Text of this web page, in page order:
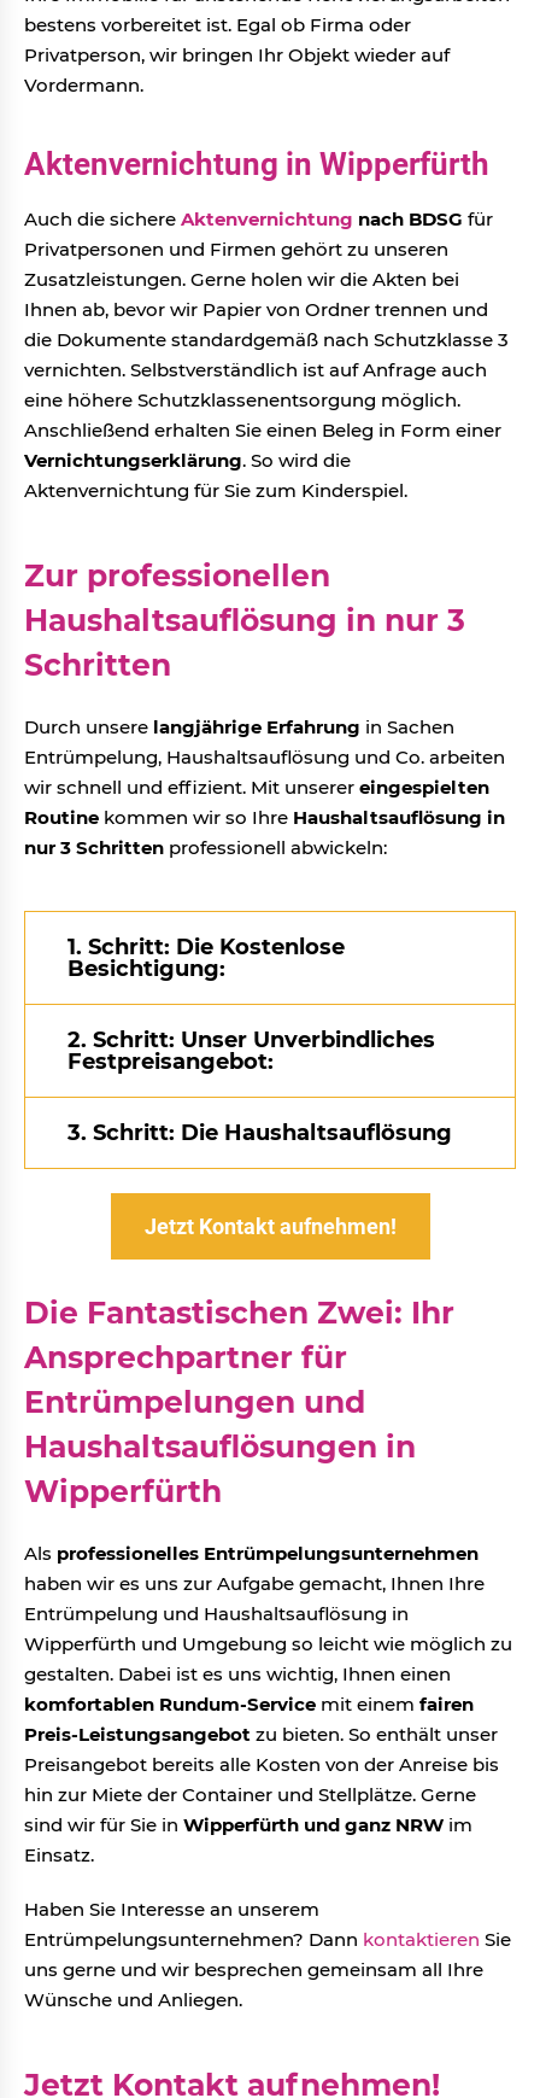
bestens vorbereitet ist. Egal ob Firma oder
Privatperson, wir bringen Ihr Objekt wieder auf
Vordermann.
Aktenvernichtung in Wipperfürth
Auch die sichere Aktenvernichtung nach BDSG für
Privatpersonen und Firmen gehört zu unseren
Zusatzleistungen. Gerne holen wir die Akten bei
Ihnen ab, bevor wir Papier von Ordner trennen und
die Dokumente standardgemäß nach Schutzklasse 3
vernichten. Selbstverständlich ist auf Anfrage auch
eine höhere Schutzklassenentsorgung möglich.
Anschließend erhalten Sie einen Beleg in Form einer
Vernichtungserklärung. So wird die
Aktenvernichtung für Sie zum Kinderspiel.
Zur professionellen
Haushaltsauflösung in nur 3
Schritten
Durch unsere langjährige Erfahrung in Sachen
Entrümpelung, Haushaltsauflösung und Co. arbeiten
wir schnell und effizient. Mit unserer eingespielten
Routine kommen wir so Ihre Haushaltsauflösung in
nur 3 Schritten professionell abwickeln:
1. Schritt: Die Kostenlose
Besichtigung:
2. Schritt: Unser Unverbindliches
Festpreisangebot:
3. Schritt: Die Haushaltsauflösung
Jetzt Kontakt aufnehmen!
Die Fantastischen Zwei: Ihr
Ansprechpartner für
Entrümpelungen und
Haushaltsauflösungen in
Wipperfürth
Als professionelles Entrümpelungsunternehmen
haben wir es uns zur Aufgabe gemacht, Ihnen Ihre
Entrümpelung und Haushaltsauflösung in
Wipperfürth und Umgebung so leicht wie möglich zu
gestalten. Dabei ist es uns wichtig, Ihnen einen
komfortablen Rundum-Service mit einem fairen
Preis-Leistungsangebot zu bieten. So enthält unser
Preisangebot bereits alle Kosten von der Anreise bis
hin zur Miete der Container und Stellplätze. Gerne
sind wir für Sie in Wipperfürth und ganz NRW im
Einsatz.
Haben Sie Interesse an unserem
Entrümpelungsunternehmen? Dann kontaktieren Sie
uns gerne und wir besprechen gemeinsam all Ihre
Wünsche und Anliegen.
Jetzt Kontakt aufnehmen!